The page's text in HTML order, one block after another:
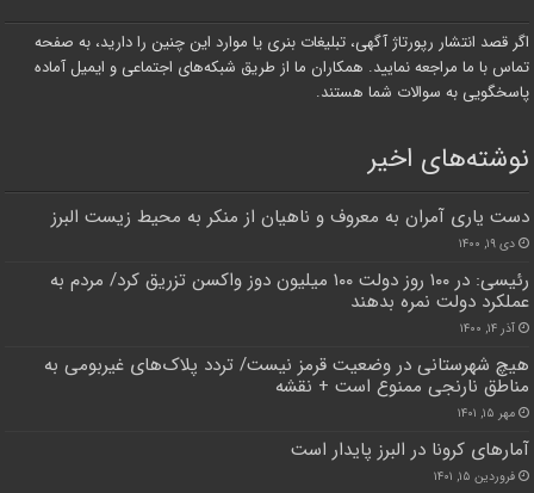
اگر قصد انتشار رپورتاژ آگهی، تبلیغات بنری یا موارد این چنین را دارید، به صفحه
تماس با ما مراجعه نمایید. همکاران ما از طریق شبکه‌های اجتماعی و ایمیل آماده
پاسخگویی به سوالات شما هستند.
نوشته‌های اخیر
دست یاری آمران به معروف و ناهیان از منکر به محیط زیست البرز
دی ۱۹, ۱۴۰۰
رئیسی: در ۱۰۰ روز دولت ۱۰۰ میلیون دوز واکسن تزریق کرد/ مردم به
عملکرد دولت نمره بدهند
آذر ۱۴, ۱۴۰۰
هیچ شهرستانی در وضعیت قرمز نیست/ تردد پلاک‌های غیربومی به
مناطق نارنجی ممنوع است + نقشه
مهر ۱۵, ۱۴۰۱
آمار‌های کرونا در البرز پایدار است
فروردین ۱۵, ۱۴۰۱